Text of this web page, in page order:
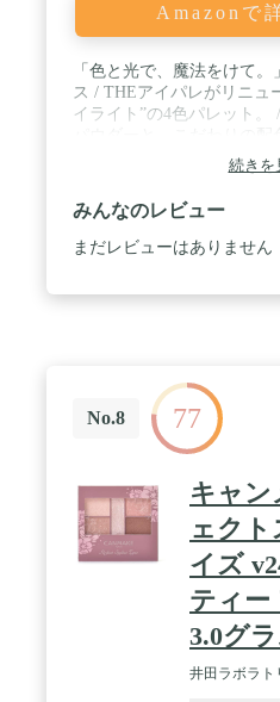
Amazonで
「色と光で、魔法をけて
ス / THEアイパレがリニュ
イライト”の4色パレット。
続きを
みんなのレビュー
まだレビューはありません
No.8 77
キャン
ェク
イズ
ティー
3.0グ
井田ラボラト